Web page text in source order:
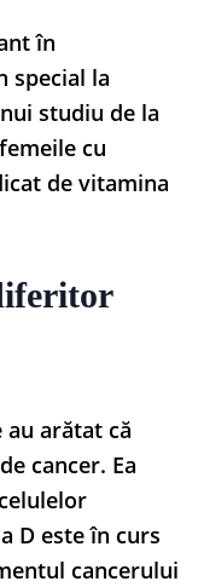
în
special la
studiu de la
cu
de vitamina
arătat că
cancer. Ea
D este în curs
cancerului